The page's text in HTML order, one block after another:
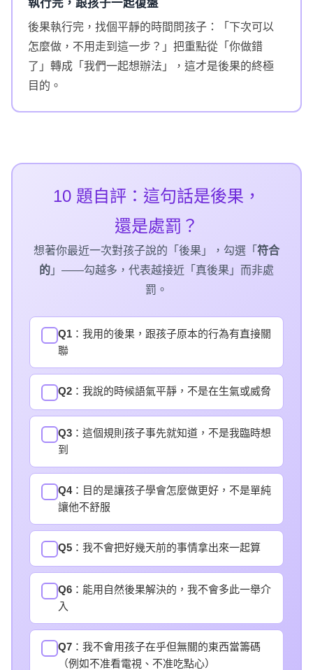
執行完，跟孩子一起復盤
後果執行完，找個平靜的時間問孩子：「下次可以
怎麼做，不用走到這一步？」把重點從「你做錯
了」轉成「我們一起想辦法」，這才是後果的終極
目的。
10 題自評：這句話是後果，
還是處罰？
想著你最近一次對孩子說的「後果」，勾選「 符合
的 」——勾越多，代表越接近「真後果」而非處
罰。
Q1 ：我用的後果，跟孩子原本的行為有直接關
聯
Q2 ：我說的時候語氣平靜，不是在生氣或威脅
Q3 ：這個規則孩子事先就知道，不是我臨時想
到
Q4：目的是讓孩子學會怎麼做更好，不是單純
讓他不舒服
Q5 ：我不會把好幾天前的事情拿出來一起算
Q6 ：能用自然後果解決的，我不會多此一舉介
入
Q7 ：我不會用孩子在乎但無關的東西當籌碼
（例如不准看電視、不准吃點心）